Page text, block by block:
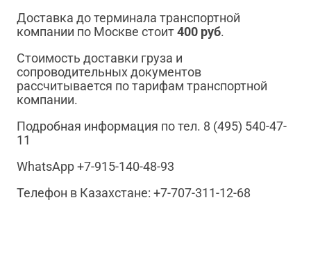
Доставка до терминала транспортной
компании по Москве стоит400 руб.
Стоимость доставки груза и
сопроводительных документов
рассчитывается по тарифам транспортной
компании.
Подробная информация по тел. 8 (495) 540-47-
11
WhatsApp +7-915-140-48-93
Телефон в Казахстане: +7-707-311-12-68